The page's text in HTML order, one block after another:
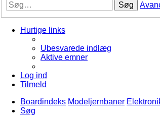
Søg
Hurtige links
Ubesvarede indlæg
Aktive emner
Log ind
Tilmeld
Boardindeks Modeljernbaner
Søg